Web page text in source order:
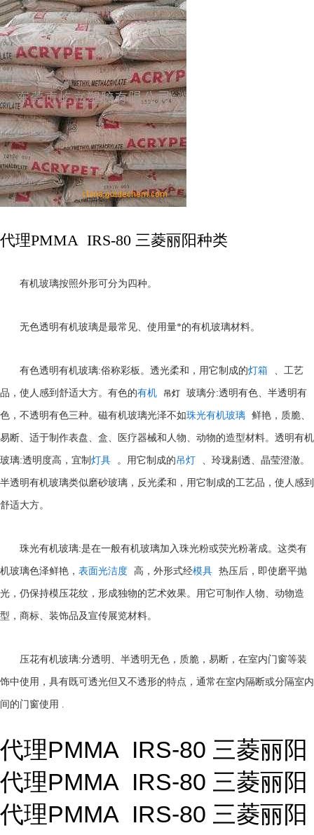
代理PMMA IRS-80 三菱丽阳种类
有机玻璃按照外形可分为四种。
无色透明有机玻璃是最常见、使用量*的有机玻璃材料。
有色透明有机玻璃:俗称彩板。透光柔和，用它制成的灯箱 、工艺
品，使人感到舒适大方。有色的有机 吊灯 玻璃分:透明有色、半透明有
色，不透明有色三种。磁有机玻璃光泽不如珠光有机玻璃 鲜艳，质脆、
易断、适于制作表盘、盒、医疗器械和人物、动物的造型材料。透明有机
玻璃:透明度高，宜制 灯具 。用它制成的吊灯 、玲珑剔透、晶莹澄澈。
半透明有机玻璃类似磨砂玻璃，反光柔和，用它制成的工艺品，使人感到
舒适大方。
珠光有机玻璃:是在一般有机玻璃加入珠光粉或荧光粉著成。这类有
机玻璃色泽鲜艳， 表面光洁度 高，外形式经模具 热压后，即使磨平抛
光，仍保持模压花纹，形成独物的艺术效果。用它可制作人物、动物造
型，商标、装饰品及宣传展览材料。
压花有机玻璃:分透明、半透明无色，质脆，易断，在室内门窗等装
饰中使用，具有既可透光但又不透形的特点，通常在室内隔断或分隔室内
间的门窗使用 .
代理PMMA IRS-80 三菱丽阳
代理PMMA IRS-80 三菱丽阳
代理PMMA IRS-80 三菱丽阳